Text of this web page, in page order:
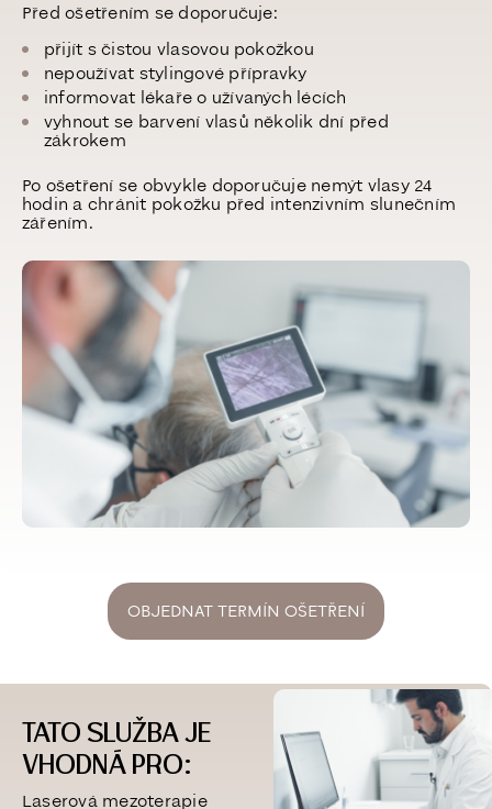
Před ošetřením se doporučuje:
přijít s čistou vlasovou pokožkou
nepoužívat stylingové přípravky
informovat lékaře o užívaných lécích
vyhnout se barvení vlasů několik dní před
zákrokem
Po ošetření se obvykle doporučuje nemýt vlasy 24
hodin a chránit pokožku před intenzivním slunečním
zářením.
OBJEDNAT TERMÍN OŠETŘENÍ
TATO SLUŽBA JE
VHODNÁ PRO:
Laserová mezoterapie